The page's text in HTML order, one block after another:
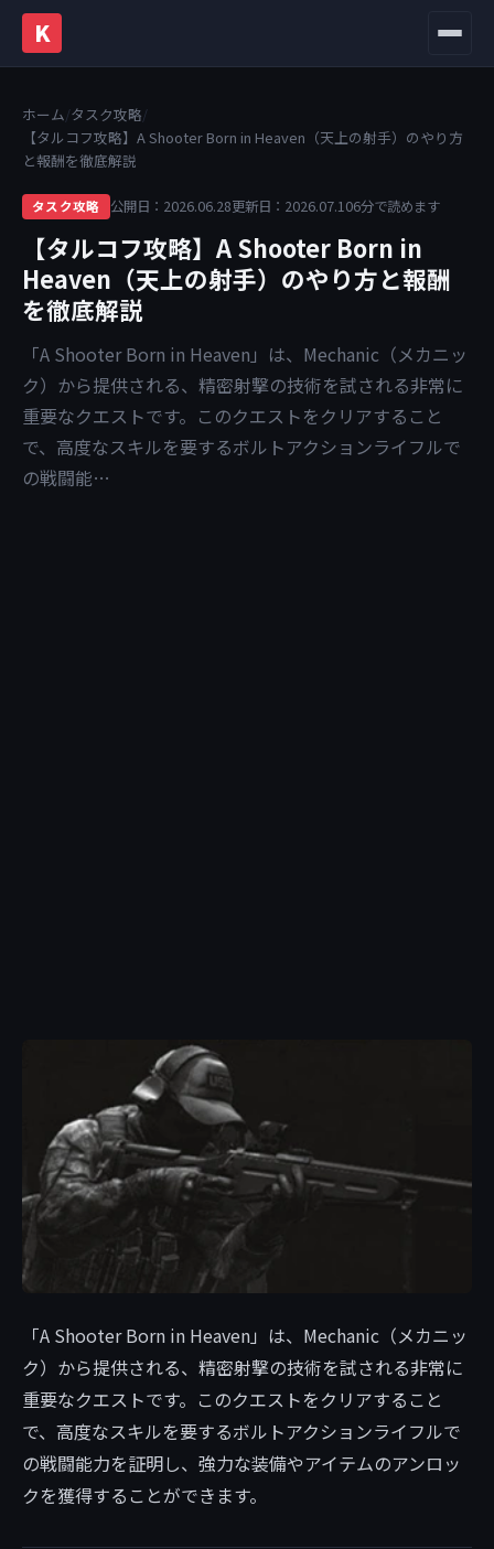
K メニュ
ホーム/タスク攻略/
【タルコフ攻略】A Shooter Born in Heaven（天上の射手）のやり方
と報酬を徹底解説
タスク攻略 公開日：2026.06.28更新日：2026.07.106分で読めます
【タルコフ攻略】A Shooter Born in
Heaven（天上の射手）のやり方と報酬
を徹底解説
「A Shooter Born in Heaven」は、Mechanic（メカニッ
ク）から提供される、精密射撃の技術を試される非常に
重要なクエストです。このクエストをクリアすること
で、高度なスキルを要するボルトアクションライフルで
の戦闘能…
「A Shooter Born in Heaven」は、Mechanic（メカニッ
ク）から提供される、精密射撃の技術を試される非常に
重要なクエストです。このクエストをクリアすること
で、高度なスキルを要するボルトアクションライフルで
の戦闘能力を証明し、強力な装備やアイテムのアンロッ
クを獲得することができます。